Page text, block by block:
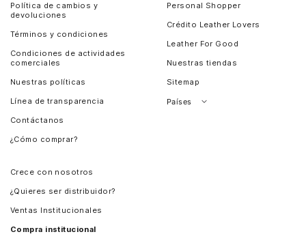
Política de cambios y
devoluciones
Términos y condiciones
Condiciones de actividades
comerciales
Nuestras políticas
Línea de transparencia
Contáctanos
¿Cómo comprar?
Personal Shopper
Crédito Leather Lovers
Leather For Good
Nuestras tiendas
Sitemap
Países
Crece con nosotros
¿Quieres ser distribuidor?
Ventas Institucionales
Compra institucional